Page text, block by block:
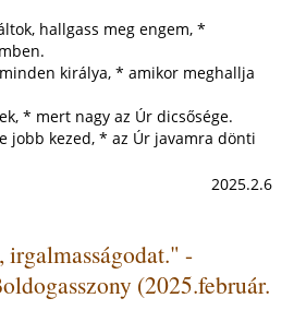
hallgass meg engem, *
királya, * amikor meghallja
* mert nagy az Úr dicsősége.
jobb kezed, * az Úr javamra dönti
2025.2.6
-
(2025.február.